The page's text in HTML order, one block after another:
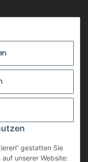
gestatten Sie
unserer Website: